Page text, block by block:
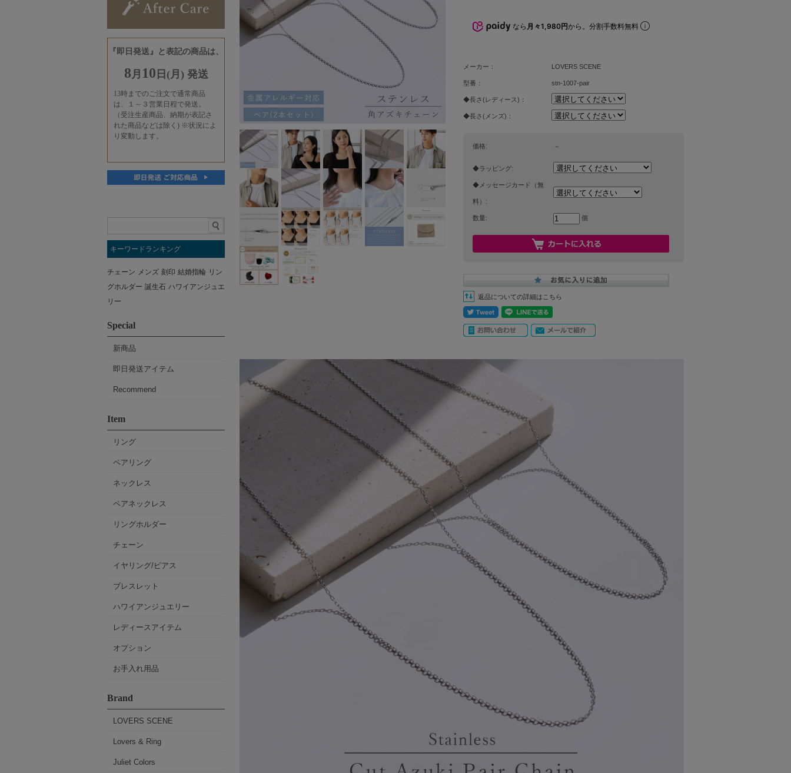
なら 月々1,980円から。分割手数料無料
メーカー： LOVERS SCENE
型番： stn-1007-pair
◆長さ(レディース)：
◆長さ(メンズ)：
価格: －
◆ラッピング:
◆メッセージカード（無
料）:
数量: 個
返品についての詳細はこちら
キーワードランキング
チェーン メンズ 刻印 結婚指輪 リン
グホルダー 誕生石 ハワイアンジュエ
リー
Special
新商品
即日発送アイテム
Recommend
Item
リング
ペアリング
ネックレス
ペアネックレス
リングホルダー
チェーン
イヤリング/ピアス
ブレスレット
ハワイアンジュエリー
レディースアイテム
オプション
お手入れ用品
Brand
LOVERS SCENE
Lovers & Ring
Juliet Colors